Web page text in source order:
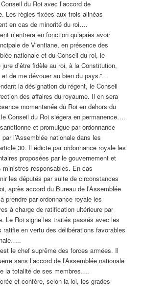
du Roi avec l’accord de
Les règles fixées aux trois alinéas
en cas de minorité du roi….
n’entrera en fonction qu’après avoir
de Vientiane, en présence des
nationale et du Conseil du roi, le
d’être fidèle au roi, à la Constitution,
de me dévouer au bien du pays.”…
la désignation du régent, le Conseil
des affaires du royaume. Il en sera
momentanée du Roi en dehors du
Conseil du Roi siégera en permanence….
et promulgue par ordonnance
l’Assemblée nationale dans les
30. Il édicte par ordonnance royale les
proposées par le gouvernement et
ministres responsables. En cas
les députés par suite de circonstances
après accord du Bureau de l’Assemblée
prendre par ordonnance royale les
à charge de ratification ultérieure par
Le Roi signe les traités passés avec les
ratifie en vertu des délibérations favorables
le chef suprême des forces armées. Il
sans l’accord de l’Assemblée nationale
la totalité de ses membres….
et confère, selon la loi, les grades